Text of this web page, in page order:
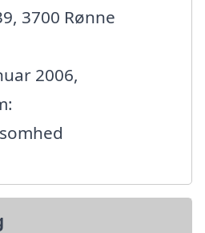
3700 Rønne
2006,